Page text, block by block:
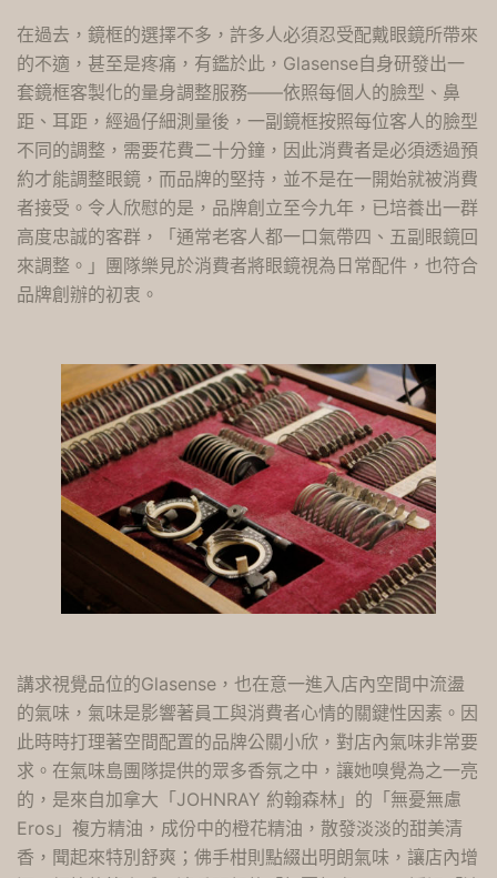
在過去，鏡框的選擇不多，許多人必須忍受配戴眼鏡所帶來
的不適，甚至是疼痛，有鑑於此，Glasense自身研發出一
套鏡框客製化的量身調整服務——依照每個人的臉型、鼻
距、耳距，經過仔細測量後，一副鏡框按照每位客人的臉型
不同的調整，需要花費二十分鐘，因此消費者是必須透過預
約才能調整眼鏡，而品牌的堅持，並不是在一開始就被消費
者接受。令人欣慰的是，品牌創立至今九年，已培養出一群
高度忠誠的客群，「通常老客人都一口氣帶四、五副眼鏡回
來調整。」團隊樂見於消費者將眼鏡視為日常配件，也符合
品牌創辦的初衷。
講求視覺品位的Glasense，也在意一進入店內空間中流盪
的氣味，氣味是影響著員工與消費者心情的關鍵性因素。因
此時時打理著空間配置的品牌公關小欣，對店內氣味非常要
求。在氣味島團隊提供的眾多香氛之中，讓她嗅覺為之一亮
的，是來自加拿大「JOHNRAY 約翰森林」的「無憂無慮
Eros」複方精油，成份中的橙花精油，散發淡淡的甜美清
香，聞起來特別舒爽；佛手柑則點綴出明朗氣味，讓店內增